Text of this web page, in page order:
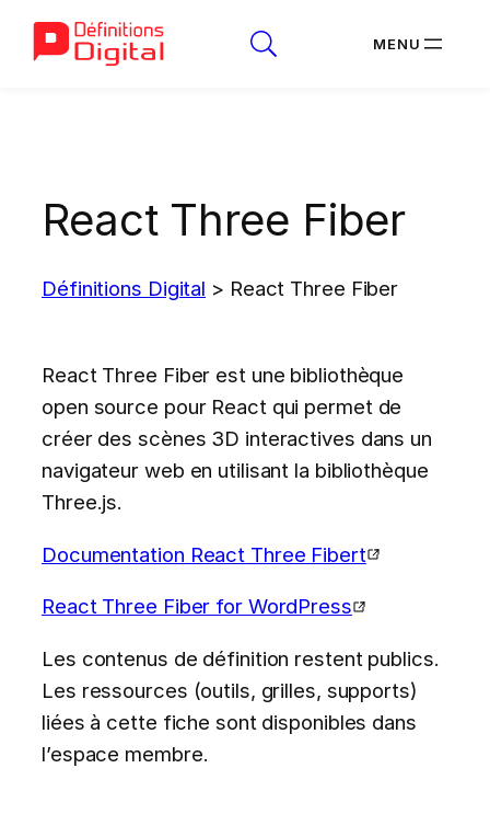
React Three Fiber
Définitions Digital > React Three Fiber
React Three Fiber est une bibliothèque
open source pour React qui permet de
créer des scènes 3D interactives dans un
navigateur web en utilisant la bibliothèque
Three.js.
Documentation React Three Fibert
React Three Fiber for WordPress
Les contenus de définition restent publics.
Les ressources (outils, grilles, supports)
liées à cette fiche sont disponibles dans
l’espace membre.